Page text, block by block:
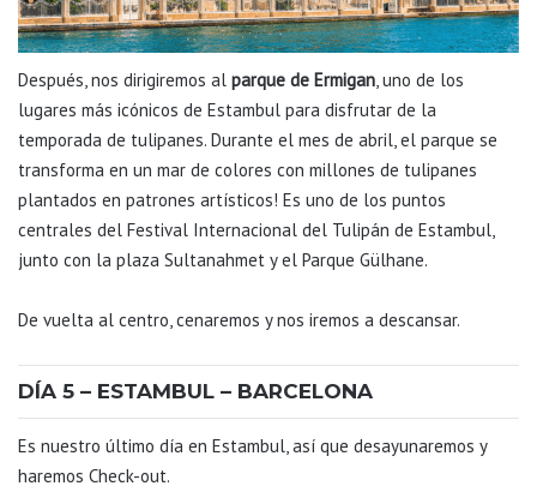
Después, nos dirigiremos al parque de Ermigan, uno de los
lugares más icónicos de Estambul para disfrutar de la
temporada de tulipanes. Durante el mes de abril, el parque se
transforma en un mar de colores con millones de tulipanes
plantados en patrones artísticos! Es uno de los puntos
centrales del Festival Internacional del Tulipán de Estambul,
junto con la plaza Sultanahmet y el Parque Gülhane.
De vuelta al centro, cenaremos y nos iremos a descansar.
DÍA 5 – ESTAMBUL – BARCELONA
Es nuestro último día en Estambul, así que desayunaremos y
haremos Check-out.